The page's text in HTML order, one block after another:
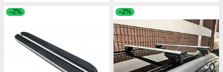
–2% –2%